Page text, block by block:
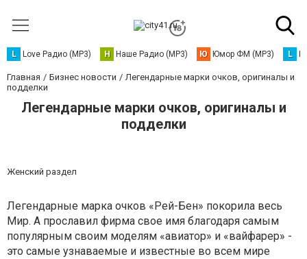
L Love Радио (MP3) Н Наше Радио (MP3) Ю Юмор ФМ (MP3) L
Главная Бизнес новости
Легендарные марки очков, оригиналы и
подделки
Легендарные марки очков, оригиналы и
подделки
Женский раздел
Легендарные марка очков «Рей-Бен» покорила весь
Мир. А прославил фирма свое имя благодаря самым
популярным своим моделям «авиатор» и «вайфарер» -
это самые узнаваемые и известные во всем мире